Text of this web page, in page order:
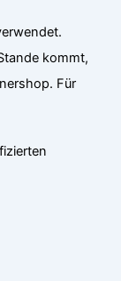
kommt,
Für